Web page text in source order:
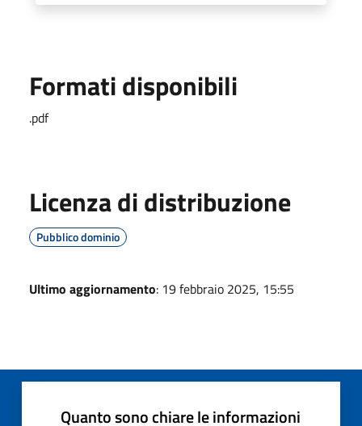
Formati disponibili
.pdf
Licenza di distribuzione
Pubblico dominio
Ultimo aggiornamento: 19 febbraio 2025, 15:55
Quanto sono chiare le informazioni